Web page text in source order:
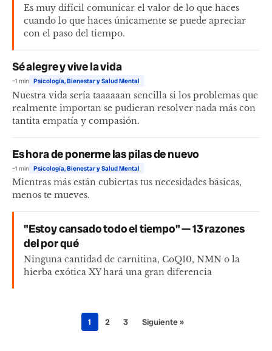
Es muy difícil comunicar el valor de lo que haces
cuando lo que haces únicamente se puede apreciar
con el paso del tiempo.
Sé alegre y vive la vida
~1 min Psicología, Bienestar y Salud Mental
Nuestra vida sería taaaaaan sencilla si los problemas que
realmente importan se pudieran resolver nada más con
tantita empatía y compasión.
Es hora de ponerme las pilas de nuevo
~1 min Psicología, Bienestar y Salud Mental
Mientras más están cubiertas tus necesidades básicas,
menos te mueves.
"Estoy cansado todo el tiempo" — 13 razones
del por qué
Ninguna cantidad de carnitina, CoQ10, NMN o la
hierba exótica XY hará una gran diferencia
1 2 3 Siguiente »